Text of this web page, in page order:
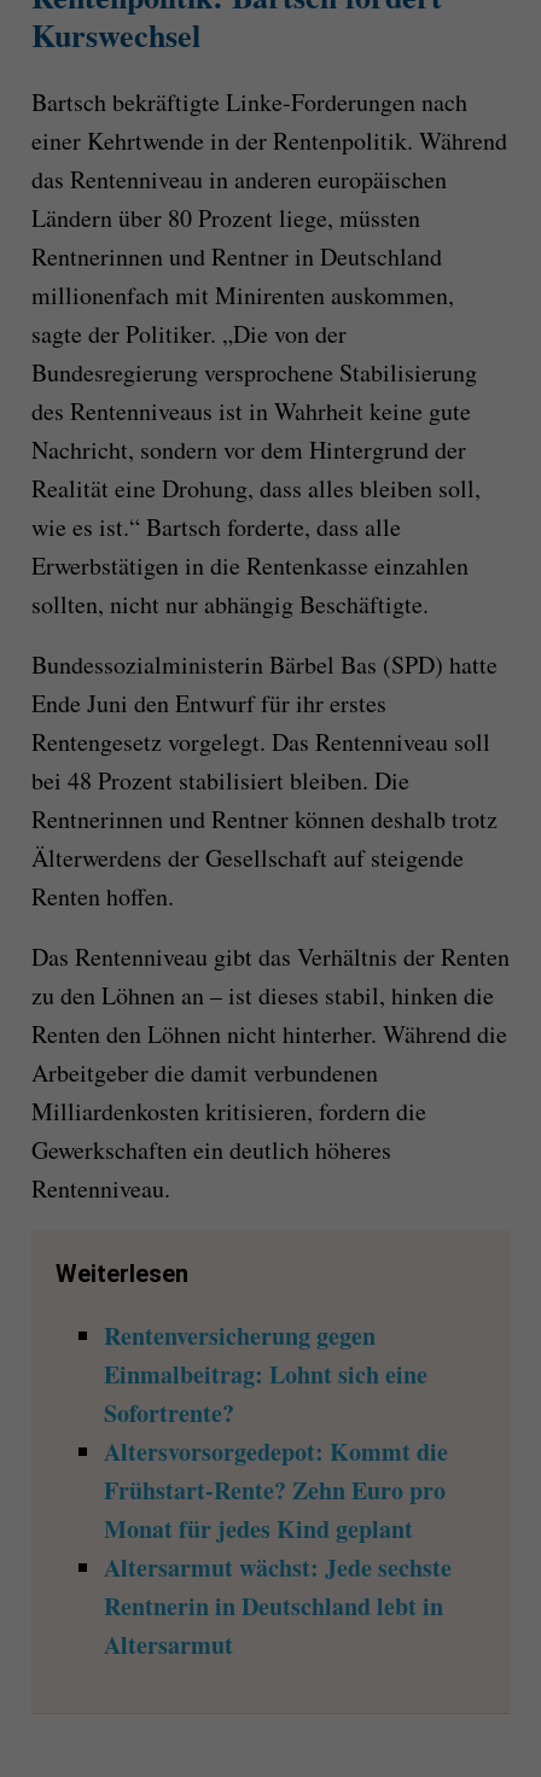
Kurswechsel
Bartsch bekräftigte Linke-Forderungen nach
einer Kehrtwende in der Rentenpolitik. Während
das Rentenniveau in anderen europäischen
Ländern über 80 Prozent liege, müssten
Rentnerinnen und Rentner in Deutschland
millionenfach mit Minirenten auskommen,
sagte der Politiker. „Die von der
Bundesregierung versprochene Stabilisierung
des Rentenniveaus ist in Wahrheit keine gute
Nachricht, sondern vor dem Hintergrund der
Realität eine Drohung, dass alles bleiben soll,
wie es ist.“ Bartsch forderte, dass alle
Erwerbstätigen in die Rentenkasse einzahlen
sollten, nicht nur abhängig Beschäftigte.
Bundessozialministerin Bärbel Bas (SPD) hatte
Ende Juni den Entwurf für ihr erstes
Rentengesetz vorgelegt. Das Rentenniveau soll
bei 48 Prozent stabilisiert bleiben. Die
Rentnerinnen und Rentner können deshalb trotz
Älterwerdens der Gesellschaft auf steigende
Renten hoffen.
Das Rentenniveau gibt das Verhältnis der Renten
zu den Löhnen an – ist dieses stabil, hinken die
Renten den Löhnen nicht hinterher. Während die
Arbeitgeber die damit verbundenen
Milliardenkosten kritisieren, fordern die
Gewerkschaften ein deutlich höheres
Rentenniveau.
Weiterlesen
Rentenversicherung gegen
Einmalbeitrag: Lohnt sich eine
Sofortrente?
Altersvorsorgedepot: Kommt die
Frühstart-Rente? Zehn Euro pro
Monat für jedes Kind geplant
Altersarmut wächst: Jede sechste
Rentnerin in Deutschland lebt in
Altersarmut